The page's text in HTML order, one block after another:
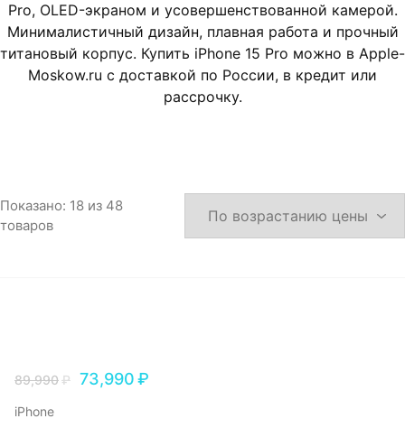
AirPods
Игровые приставки
Аксессуары
Pro, OLED-экраном и усовершенствованной камерой.
Минималистичный дизайн, плавная работа и прочный
титановый корпус. Купить iPhone 15 Pro можно в Apple-
Moskow.ru с доставкой по России, в кредит или
рассрочку.
Показано: 18 из 48
товаров
89,990₽ 73,990₽
iPhone